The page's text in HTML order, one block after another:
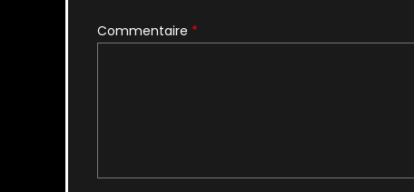
Commentaire *